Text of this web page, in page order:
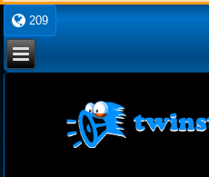
209